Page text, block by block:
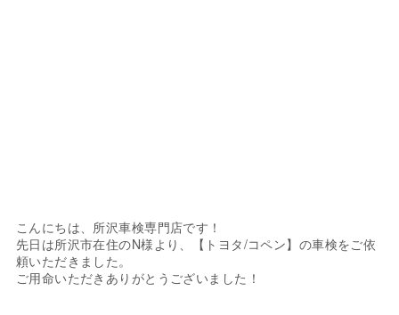
こんにちは、所沢車検専門店です！
先日は所沢市在住のN様より、【トヨタ/コペン】の車検をご依
頼いただきました。
ご用命いただきありがとうございました！